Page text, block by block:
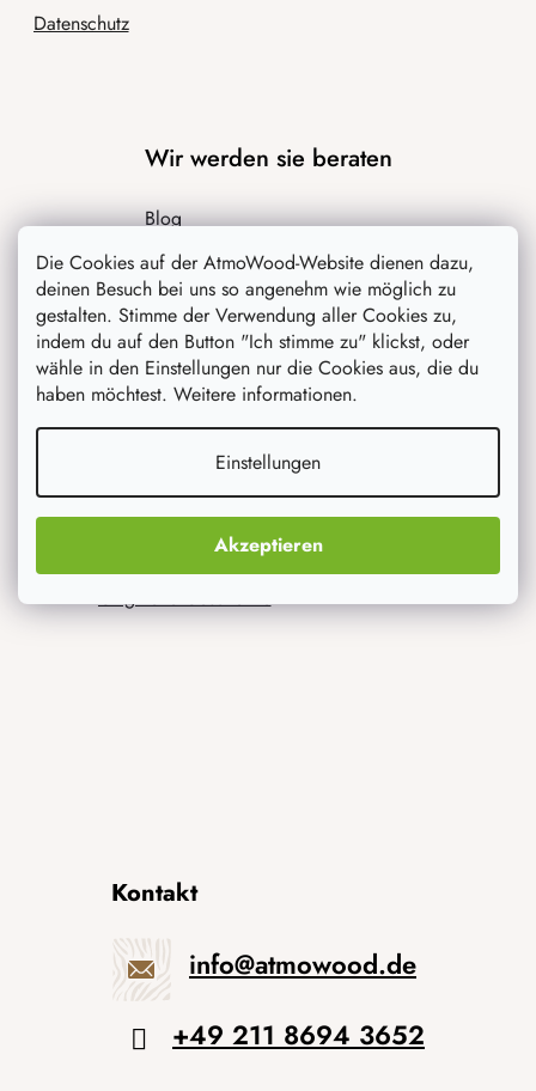
Die Cookies auf der AtmoWood-Website dienen dazu,
deinen Besuch bei uns so angenehm wie möglich zu
gestalten. Stimme der Verwendung aller Cookies zu,
indem du auf den Button "Ich stimme zu" klickst, oder
wähle in den Einstellungen nur die Cookies aus, die du
haben möchtest. Weitere informationen.
Einstellungen
Akzeptieren
Datenschutz
Wir werden sie beraten
Blog
Inspiration
Was interessiert dich am meisten
Originelle Geschenke
Kontakt
info@atmowood.de
+49 211 8694 3652